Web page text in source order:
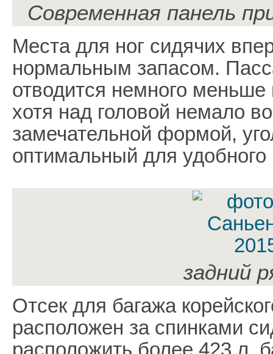
Современная панель
Места для ног сидячих
нормальным запасом.
отводится немного меньше
хотя над головой немало
замечательной формой,
оптимальный для удобного
задний
Отсек для багажа
расположен за спинками
расположить более 423 л.